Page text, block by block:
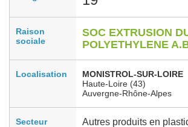
Raison
sociale
SOC EXTRUSION
POLYETHYLENE
Localisation
MONISTROL-SUR-LOIRE
Haute-Loire (43)
Auvergne-Rhône-Alpes
Secteur
Autres produits en